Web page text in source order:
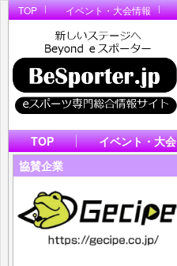
TOP イベント・大会情報
TOP イベント・大会
協賛企業